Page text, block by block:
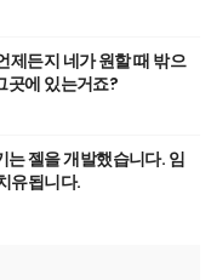
든지 네가 원할 때 밖으
곳에 있는거죠?
는 젤을 개발했습니다. 임
유됩니다.